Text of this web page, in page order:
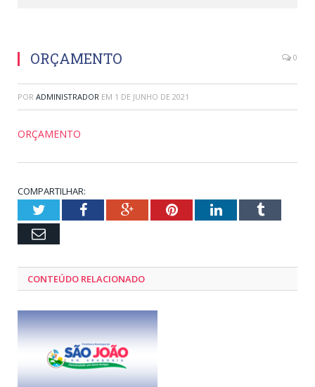
ORÇAMENTO 0
POR ADMINISTRADOR EM 1 DE JUNHO DE 2021
ORÇAMENTO
COMPARTILHAR:
TwitterFacebookGoogle+PinterestLinkedInTumblr
Email
CONTEÚDO RELACIONADO